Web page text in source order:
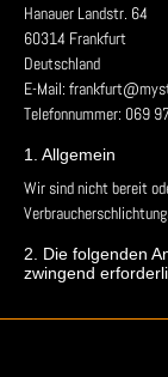
Hanauer Landstr. 64
60314 Frankfurt
Deutschland
E-Mail: frankfurt@
Telefonnummer: 069
1. Allgemein
Wir sind nicht bereit
2. Die folgenden
zwingend